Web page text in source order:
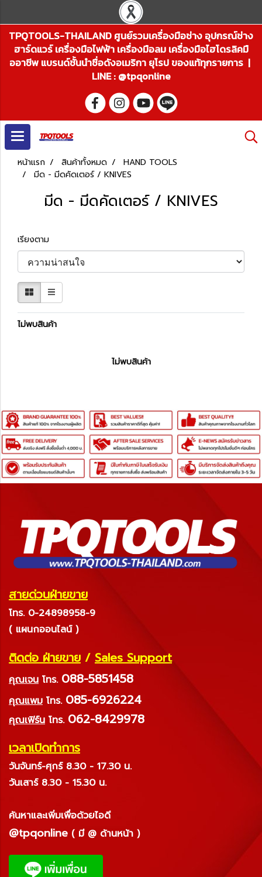
TPQTOOLS-THAILAND ศูนย์รวมเครื่องมือช่าง อุปกรณ์ช่าง
ฮาร์ดแวร์ เครื่องมือไฟฟ้า เครื่องมือลม เครื่องมือไฮโดรลิคมื
ออาชีพ แบรนด์ชั้นนำชื่อดังอเมริกา ยุโรป ของแท้ทุกรายการ |
LINE : @tpqonline
หน้าแรก สินค้าทั้งหมด
HAND TOOLS
มีด - มีดคัดเตอร์ / KNIVES
มีด - มีดคัดเตอร์ / KNIVES
เรียงตาม
ไม่พบสินค้า
ไม่พบสินค้า
สายด่วนฝ่ายขาย
โทร. 0-24898958-9
( แผนกออนไลน์ )
ติดต่อ ฝ่ายขาย / Sales Support
คุณเจน โทร. 088-5851458
คุณแพม โทร. 085-6926224
คุณเฟิร์น โทร. 062-8429978
เวลาเปิดทำการ
วันจันทร์-ศุกร์ 8.30 - 17.30 น.
วันเสาร์ 8.30 - 15.30 น.
ค้นหาและเพิ่มเพื่อด้วยไอดี
@tpqonline ( มี @ ด้านหน้า )